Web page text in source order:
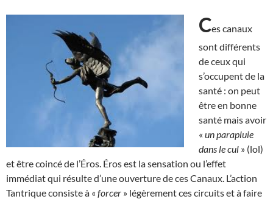
Ces canaux
sont différents
de ceux qui
s’occupent de la
santé : on peut
être en bonne
santé mais avoir
« un parapluie
dans le cul » (lol)
et être coincé de l’Éros. Éros est la sensation ou l’effet
immédiat qui résulte d’une ouverture de ces Canaux. L’action
Tantrique consiste à « forcer » légèrement ces circuits et à faire